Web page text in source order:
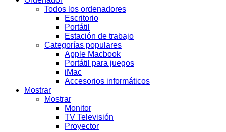
Todos los ordenadores
Escritorio
Portátil
Estación de trabajo
Categorías populares
Apple Macbook
Portátil para juegos
iMac
Accesorios informáticos
Mostrar
Mostrar
Monitor
TV Televisión
Proyector